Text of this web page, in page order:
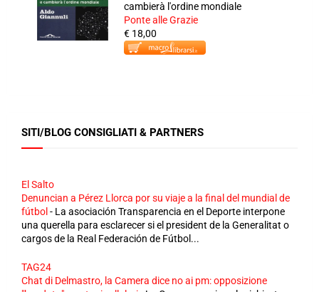
cambierà l'ordine mondiale
Ponte alle Grazie
€ 18,00
SITI/BLOG CONSIGLIATI & PARTNERS
El Salto
Denuncian a Pérez Llorca por su viaje a la final del mundial de
fútbol - La asociación Transparencia en el Deporte interpone
una querella para esclarecer si el president de la Generalitat o
cargos de la Real Federación de Fútbol...
TAG24
Chat di Delmastro, la Camera dice no ai pm: opposizione